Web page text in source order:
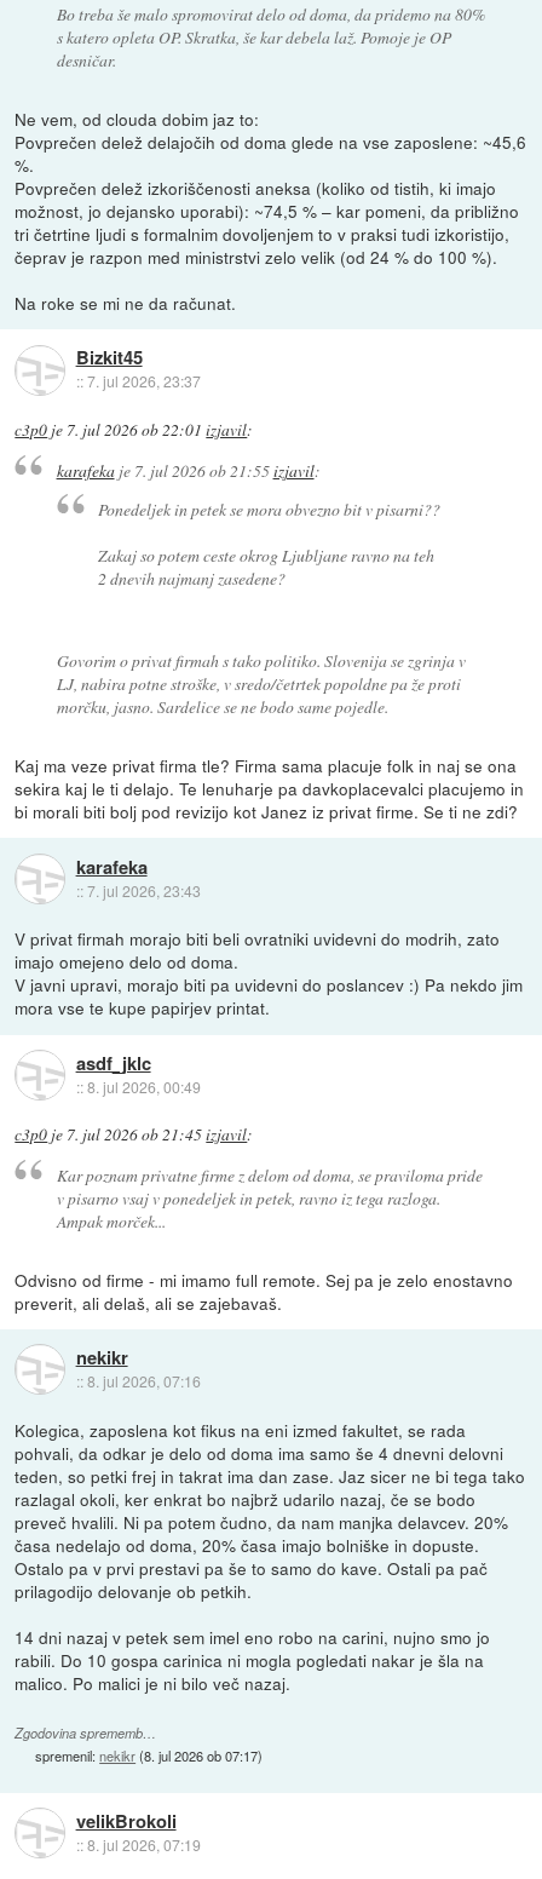
Bo treba še malo spromovirat delo od doma, da pridemo na 80%
s katero opleta OP. Skratka, še kar debela laž. Pomoje je OP
desničar.
Ne vem, od clouda dobim jaz to:
Povprečen delež delajočih od doma glede na vse zaposlene: ~45,6
%.
Povprečen delež izkoriščenosti aneksa (koliko od tistih, ki imajo
možnost, jo dejansko uporabi): ~74,5 % – kar pomeni, da približno
tri četrtine ljudi s formalnim dovoljenjem to v praksi tudi izkoristijo,
čeprav je razpon med ministrstvi zelo velik (od 24 % do 100 %).
Na roke se mi ne da računat.
Bizkit45
::7. jul 2026, 23:37
c3p0 je 7. jul 2026 ob 22:01 izjavil:
karafekaje 7. jul 2026 ob 21:55izjavil:
Ponedeljek in petek se mora obvezno bit v pisarni??
Zakaj so potem ceste okrog Ljubljane ravno na teh
2 dnevih najmanj zasedene?
Govorim o privat firmah s tako politiko. Slovenija se zgrinja v
LJ, nabira potne stroške, v sredo/četrtek popoldne pa že proti
morčku, jasno. Sardelice se ne bodo same pojedle.
Kaj ma veze privat firma tle? Firma sama placuje folk in naj se ona
sekira kaj le ti delajo. Te lenuharje pa davkoplacevalci placujemo in
bi morali biti bolj pod revizijo kot Janez iz privat firme. Se ti ne zdi?
karafeka
::7. jul 2026, 23:43
V privat firmah morajo biti beli ovratniki uvidevni do modrih, zato
imajo omejeno delo od doma.
V javni upravi, morajo biti pa uvidevni do poslancev :) Pa nekdo jim
mora vse te kupe papirjev printat.
asdf_jklc
::8. jul 2026, 00:49
c3p0 je 7. jul 2026 ob 21:45izjavil:
Kar poznam privatne firme z delom od doma, se praviloma pride
v pisarno vsaj v ponedeljek in petek, ravno iz tega razloga.
Ampak morček...
Odvisno od firme - mi imamo full remote. Sej pa je zelo enostavno
preverit, ali delaš, ali se zajebavaš.
nekikr
::8. jul 2026, 07:16
Kolegica, zaposlena kot fikus na eni izmed fakultet, se rada
pohvali, da odkar je delo od doma ima samo še 4 dnevni delovni
teden, so petki frej in takrat ima dan zase. Jaz sicer ne bi tega tako
razlagal okoli, ker enkrat bo najbrž udarilo nazaj, če se bodo
preveč hvalili. Ni pa potem čudno, da nam manjka delavcev. 20%
časa nedelajo od doma, 20% časa imajo bolniške in dopuste.
Ostalo pa v prvi prestavi pa še to samo do kave. Ostali pa pač
prilagodijo delovanje ob petkih.
14 dni nazaj v petek sem imel eno robo na carini, nujno smo jo
rabili. Do 10 gospa carinica ni mogla pogledati nakar je šla na
malico. Po malici je ni bilo več nazaj.
Zgodovina sprememb…
spremenil:nekikr(8. jul 2026 ob 07:17)
velikBrokoli
::8. jul 2026, 07:19